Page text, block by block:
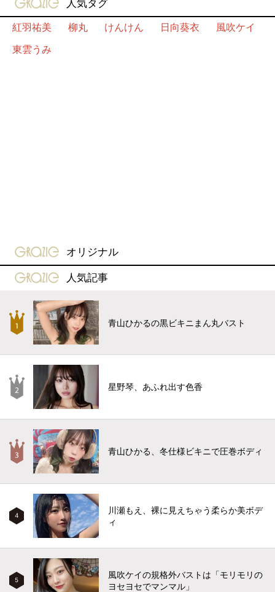
人気タグ
紅羽祐美
柳丸 けんけん 日向葵衣
風吹ケイ
東雲うみ
gravure-grazie
オリジナル
gravure-grazie
人気記事
青山ひかるの黒ビキニまん丸バスト
星野琴、あふれ出す色香
青山ひかる、冬仕様ビキニで圧巻ボディ
4
川瀬もえ、裸に見えちゃう柔らか美ボデ
ィ
5
風吹ケイの規格外バストは「モリモリの
ヨセヨセでマンマル」